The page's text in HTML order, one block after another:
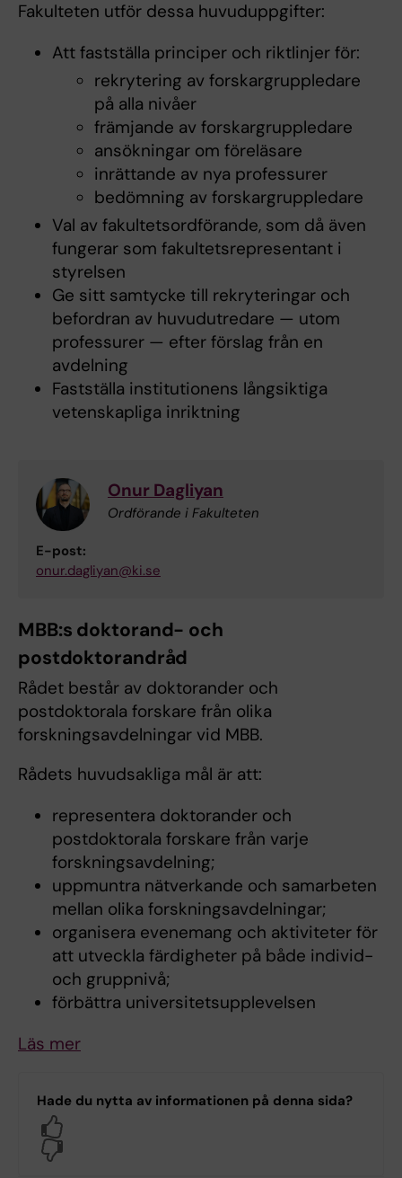
Fakulteten utför dessa huvuduppgifter:
Att fastställa principer och riktlinjer för:
rekrytering av forskargruppledare
på alla nivåer
främjande av forskargruppledare
ansökningar om föreläsare
inrättande av nya professurer
bedömning av forskargruppledare
Val av fakultetsordförande, som då även
fungerar som fakultetsrepresentant i
styrelsen
Ge sitt samtycke till rekryteringar och
befordran av huvudutredare — utom
professurer — efter förslag från en
avdelning
Fastställa institutionens långsiktiga
vetenskapliga inriktning
Onur Dagliyan
Ordförande i Fakulteten
E-post:
onur.dagliyan@ki.se
MBB:s doktorand- och
postdoktorandråd
Rådet består av doktorander och
postdoktorala forskare från olika
forskningsavdelningar vid MBB.
Rådets huvudsakliga mål är att:
representera doktorander och
postdoktorala forskare från varje
forskningsavdelning;
uppmuntra nätverkande och samarbeten
mellan olika forskningsavdelningar;
organisera evenemang och aktiviteter för
att utveckla färdigheter på både individ-
och gruppnivå;
förbättra universitetsupplevelsen
Läs mer
Hade du nytta av informationen på denna sida?